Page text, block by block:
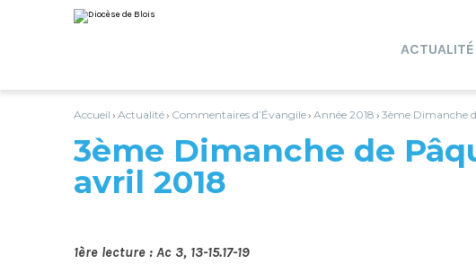
au
contenu.
personnels
ACTUALITÉ
Accueil › Actualité› Commentaires d’Évangile› Année 2018 › 3ème Dimanche
3ème Dimanche de
avril 2018
1ère lecture : Ac 3, 13-15.17-19